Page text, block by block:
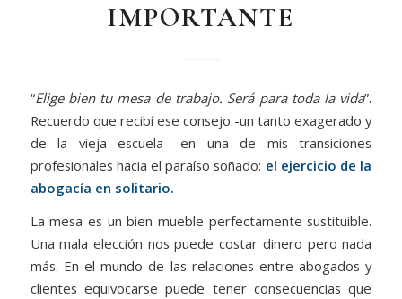
IMPORTANTE
“Elige bien tu mesa de trabajo. Será para toda la vida”.
Recuerdo que recibí ese consejo -un tanto exagerado y
de la vieja escuela- en una de mis transiciones
profesionales hacia el paraíso soñado: el ejercicio de la
abogacía en solitario.
La mesa es un bien mueble perfectamente sustituible.
Una mala elección nos puede costar dinero pero nada
más. En el mundo de las relaciones entre abogados y
clientes equivocarse puede tener consecuencias que